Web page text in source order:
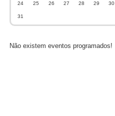
24 25 26 27 28 29 30
31
Não existem eventos programados!